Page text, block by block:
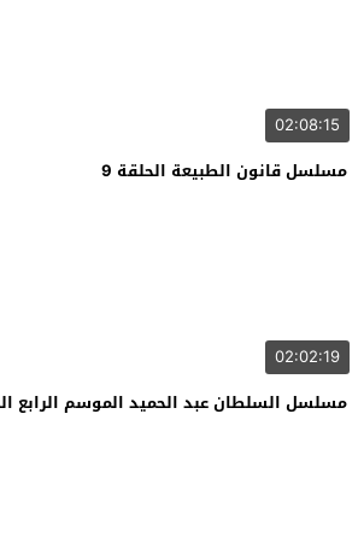
02:08:15
مسلسل قانون الطبيعة الحلقة 9
02:02:19
مسلسل السلطان عبد الحميد الموسم الرابع